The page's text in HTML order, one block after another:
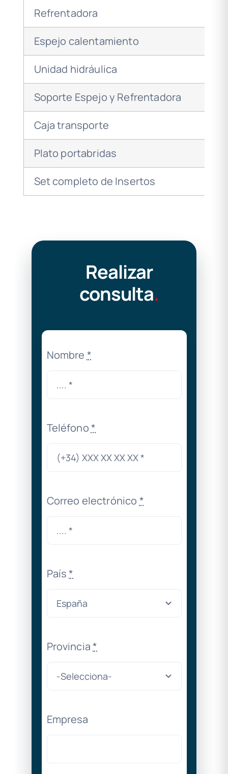
Refrentadora
Espejo calentamiento
Unidad hidráulica
Soporte Espejo y Refrentadora
Caja transporte
Plato portabridas
Set completo de Insertos
Realizar
consulta.
Nombre *
Teléfono*
Correo electrónico *
País*
Provincia*
Empresa